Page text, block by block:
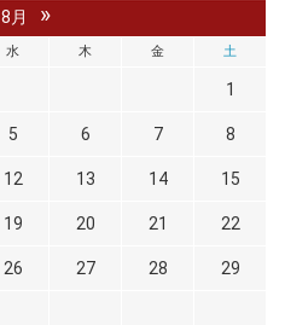
8月 »
水 木 金 土
1
5 6 7 8
12 13 14 15
19 20 21 22
26 27 28 29